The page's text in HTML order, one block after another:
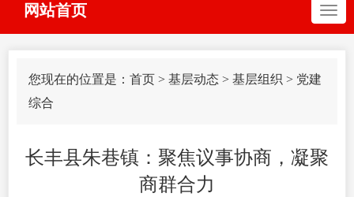
网站首页
您现在的位置是： 首页 > 基层动态 > 基层组织 > 党建
综合
长丰县朱巷镇：聚焦议事协商，凝聚
商群合力